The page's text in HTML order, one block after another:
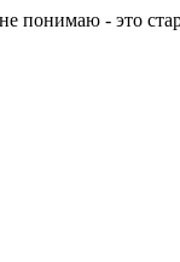
понимаю - это